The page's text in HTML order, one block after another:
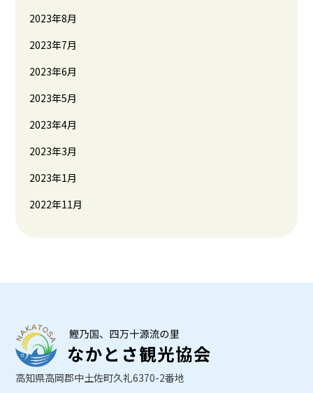
2023年8月
2023年7月
2023年6月
2023年5月
2023年4月
2023年3月
2023年1月
2022年11月
高知県高岡郡中土佐町久礼6370-2番地